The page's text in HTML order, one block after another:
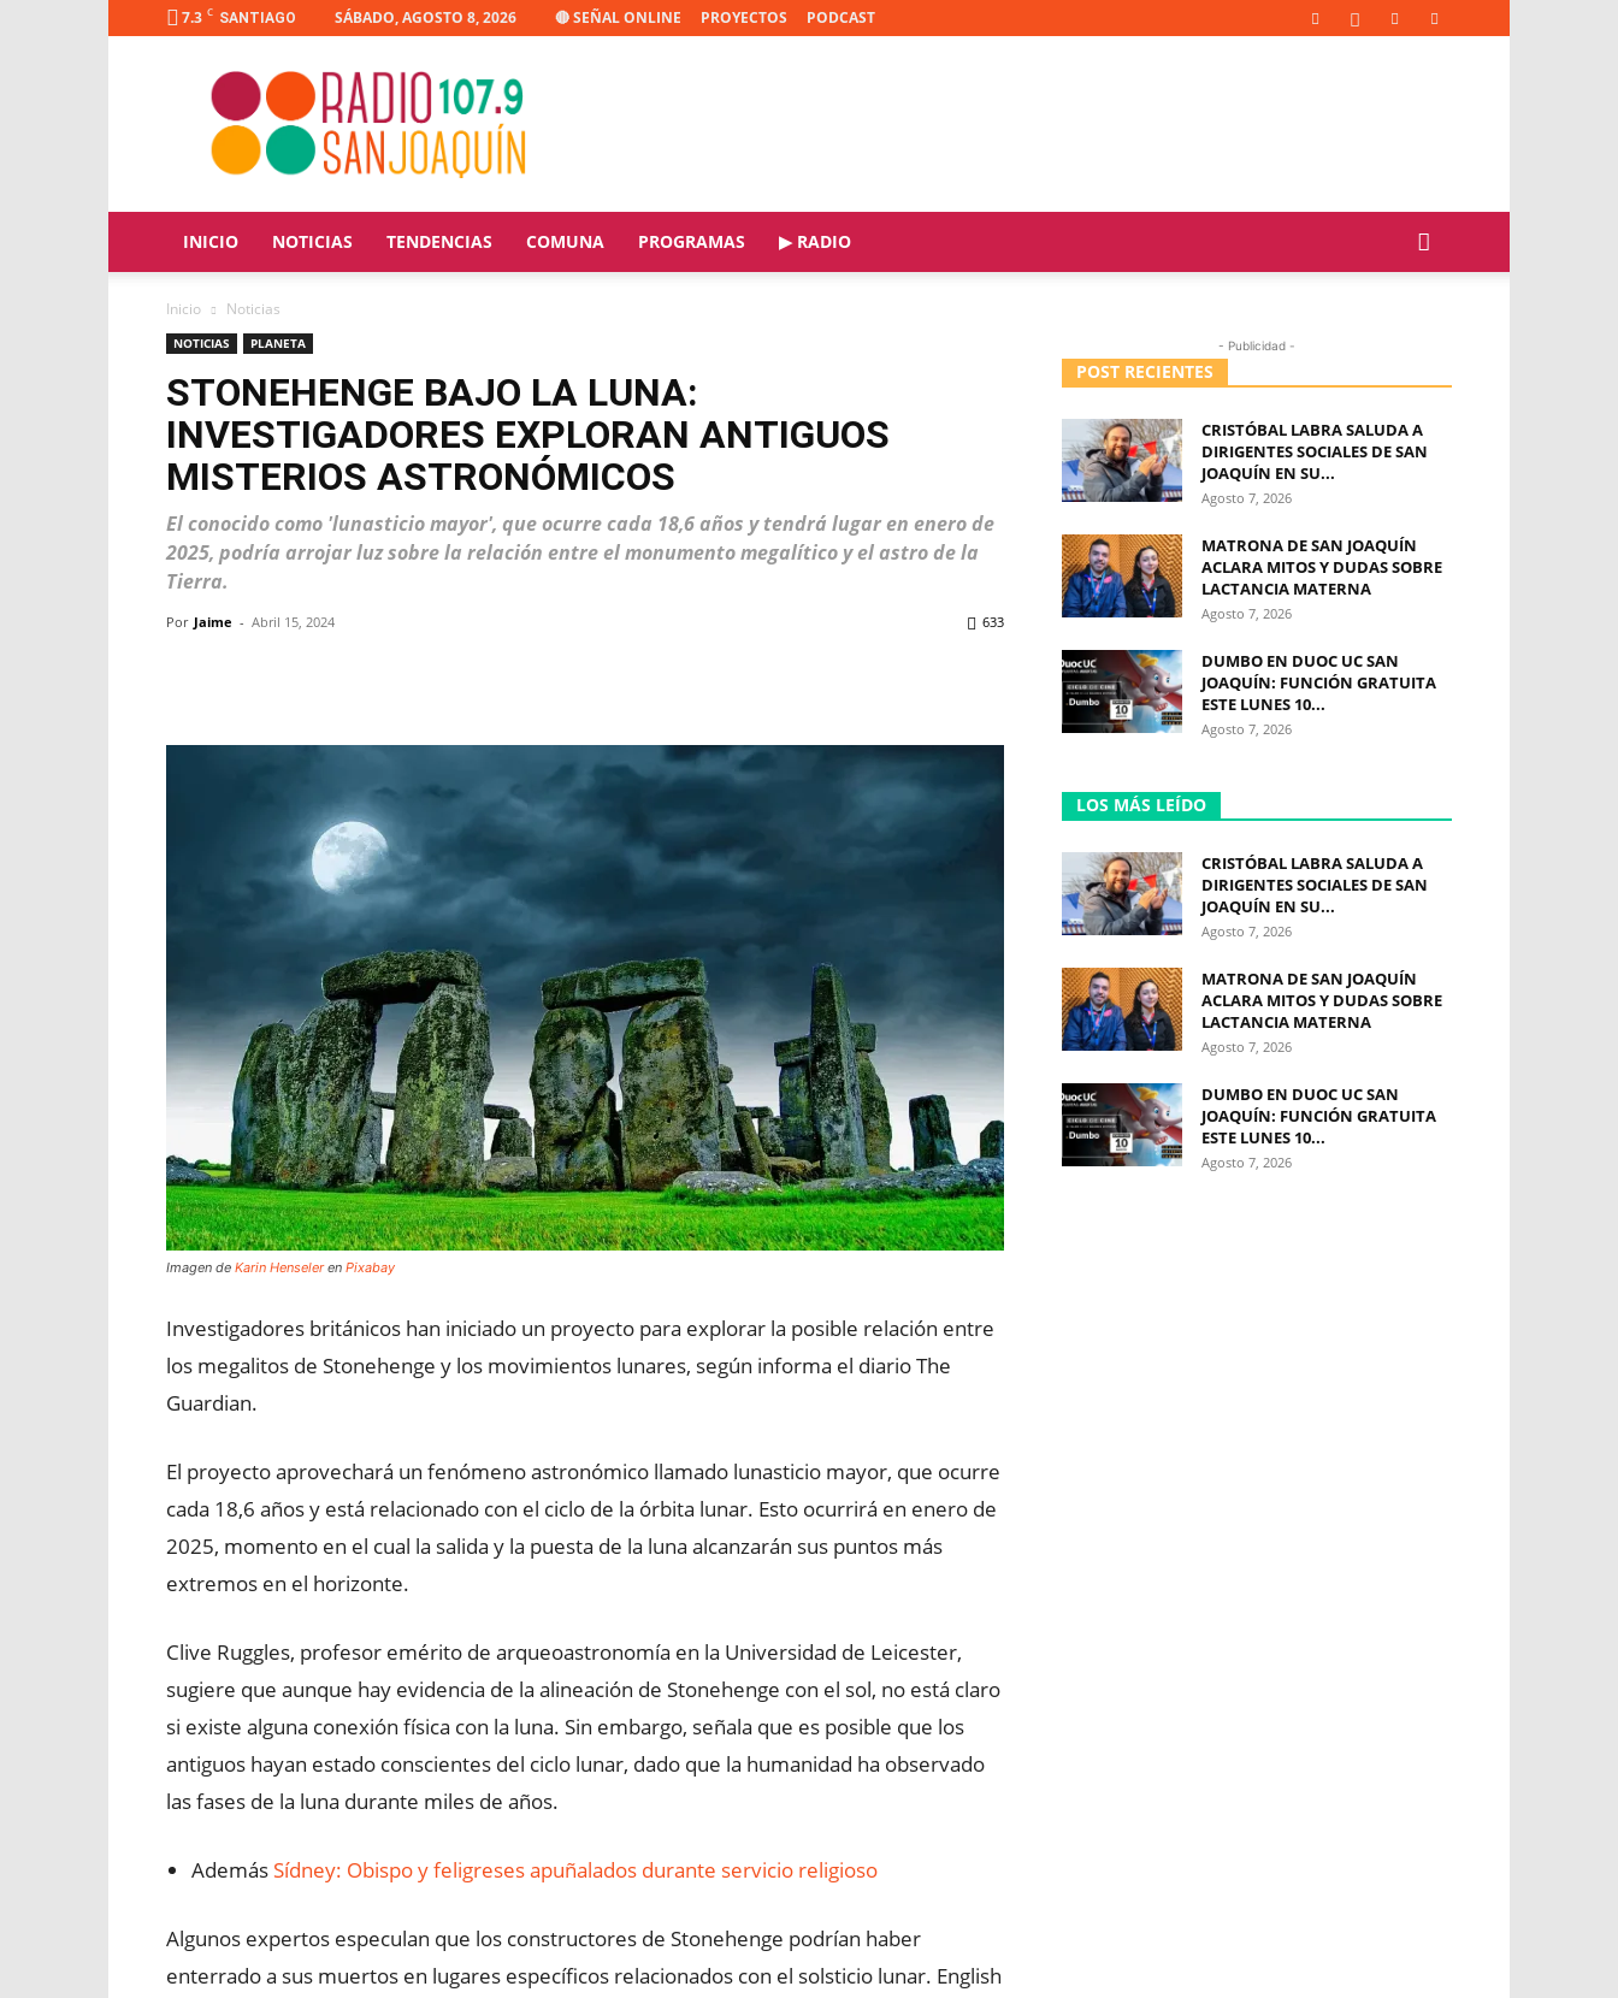
7.3 C SANTIAGO SÁBADO, AGOSTO 8, 2026 🔴 SEÑAL ONLINE PROYECTOS PODCAST
Radio
Joaquín
INICIO NOTICIAS TENDENCIAS COMUNA PROGRAMAS ▶ RADIO
Inicio Noticias
NOTICIAS PLANETA
STONEHENGE BAJO LA LUNA:
INVESTIGADORES EXPLORAN ANTIGUOS
MISTERIOS ASTRONÓMICOS
El conocido como 'lunasticio mayor', que ocurre cada 18,6 años y tendrá lugar en enero de
2025, podría arrojar luz sobre la relación entre el monumento megalítico y el astro de la
Tierra.
Por Jaime - Abril 15, 2024 633
Imagen de Karin Henseleren Pixabay
Investigadores británicos han iniciado un proyecto para explorar la posible relación entre
los megalitos de Stonehenge y los movimientos lunares, según informa el diario The
Guardian.
El proyecto aprovechará un fenómeno astronómico llamado lunasticio mayor, que ocurre
cada 18,6 años y está relacionado con el ciclo de la órbita lunar. Esto ocurrirá en enero de
2025, momento en el cual la salida y la puesta de la luna alcanzarán sus puntos más
extremos en el horizonte.
Clive Ruggles, profesor emérito de arqueoastronomía en la Universidad de Leicester,
sugiere que aunque hay evidencia de la alineación de Stonehenge con el sol, no está claro
si existe alguna conexión física con la luna. Sin embargo, señala que es posible que los
antiguos hayan estado conscientes del ciclo lunar, dado que la humanidad ha observado
las fases de la luna durante miles de años.
AdemásSídney: Obispo y feligreses apuñalados durante servicio religioso
Algunos expertos especulan que los constructores de Stonehenge podrían haber
enterrado a sus muertos en lugares específicos relacionados con el solsticio lunar. English
- Publicidad -
POST RECIENTES
CRISTÓBAL LABRA SALUDA A
DIRIGENTES SOCIALES DE SAN
JOAQUÍN EN SU...
Agosto 7, 2026
MATRONA DE SAN JOAQUÍN
ACLARA MITOS Y DUDAS SOBRE
LACTANCIA MATERNA
Agosto 7, 2026
DUMBO EN DUOC UC SAN
JOAQUÍN: FUNCIÓN GRATUITA
ESTE LUNES 10...
Agosto 7, 2026
LOS MÁS LEÍDO
CRISTÓBAL LABRA SALUDA A
DIRIGENTES SOCIALES DE SAN
JOAQUÍN EN SU...
Agosto 7, 2026
MATRONA DE SAN JOAQUÍN
ACLARA MITOS Y DUDAS SOBRE
LACTANCIA MATERNA
Agosto 7, 2026
DUMBO EN DUOC UC SAN
JOAQUÍN: FUNCIÓN GRATUITA
ESTE LUNES 10...
Agosto 7, 2026